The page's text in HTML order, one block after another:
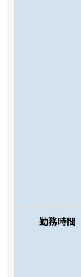
勤務時間